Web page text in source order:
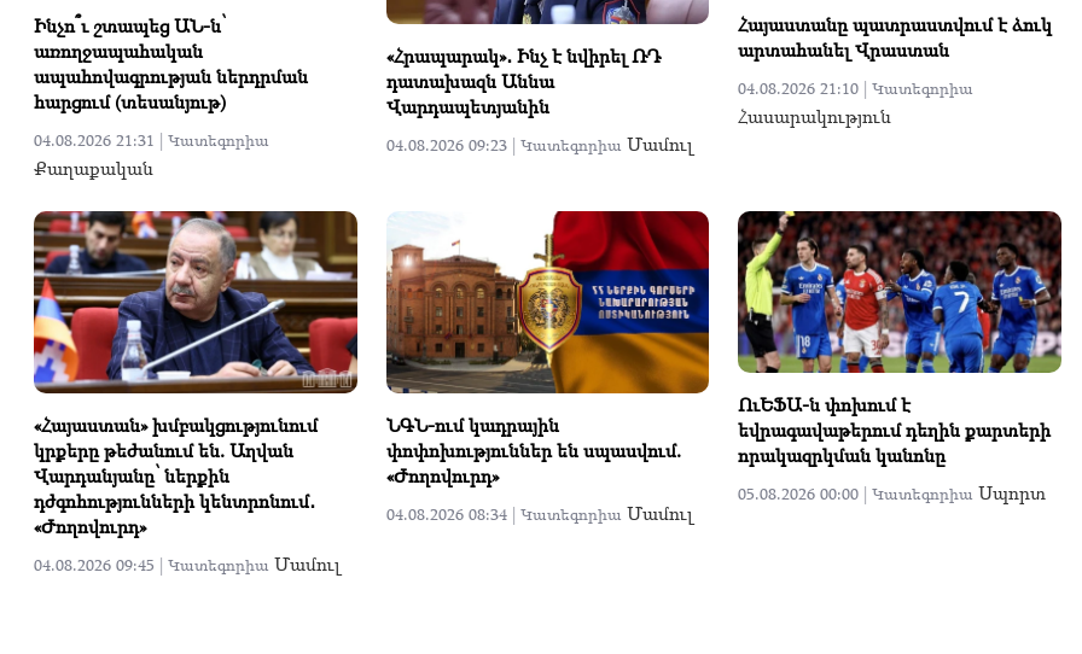
Ինչո՞ւ շտապեց ԱՆ-ն՝
առողջապահական
ապահովագրության ներդրման
հարցում (տեսանյութ)
04.08.2026 21:31 | Կատեգորիա
Քաղաքական
«Հրապարակ»․ Ինչ է նվիրել ՌԴ
դատախազն Աննա
Վարդապետյանին
04.08.2026 09:23 | Կատեգորիա Մամուլ
Հայաստանը պատրաստվում է ձուկ
արտահանել Վրաստան
04.08.2026 21:10 | Կատեգորիա
Հասարակություն
«Հայաստան» խմբակցությունում
կրքերը թեժանում են. Աղվան
Վարդանյանը՝ ներքին
դժգոհությունների կենտրոնում․
«Ժողովուրդ»
04.08.2026 09:45 | Կատեգորիա Մամուլ
ՆԳՆ-ում կադրային
փոփոխություններ են սպասվում.
«Ժողովուրդ»
04.08.2026 08:34 | Կատեգորիա Մամուլ
ՈւԵՖԱ-ն փոխում է
եվրագավաթերում դեղին քարտերի
որակազրկման կանոնը
05.08.2026 00:00 | ԿատեգորիաՍպորտ